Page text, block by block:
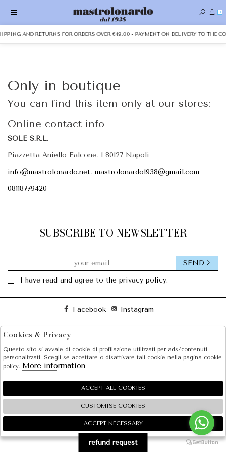
0
AND RETURNS FOR ORDERS OVER €49.00 - PAYMENT ON DELIVERY TO THE
Only in boutique
You can find this item only at our stores:
Online contact info
SOLE S.R.L.
Piazzetta Aniello Falcone, 1 80127 Napoli
info@mastrolonardo.net, mastrolonardo1938@gmail.com
08118779420
SUBSCRIBE TO NEWSLETTER
I have read and agree to the privacy policy.
SEND
Facebook Instagram
SHOPPING
EXTRA
gruppo Zucchetti
🍪
refund request
Cookies & Privacy
Questo sito si avvale di cookie di profilazione utilizzati per ads/contenuti
personalizzati. Scegli se accettare o disattivare tali cookie nella pagina cookie
policy. More information
ACCEPT ALL COOKIES
CUSTOMISE COOKIES
ACCEPT NECESSARY